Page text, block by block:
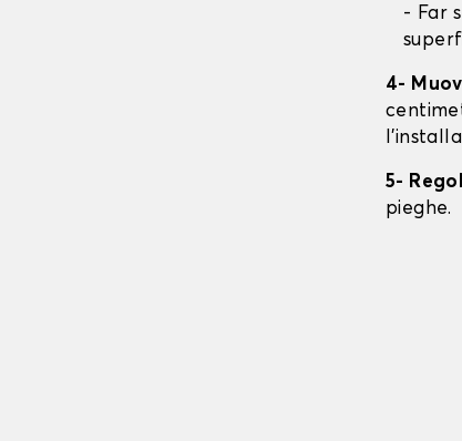
- Far
4-
5-
pieghe.